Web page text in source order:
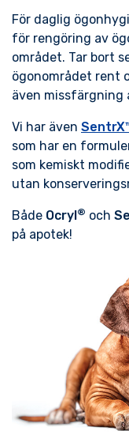
För daglig
för rengöring av
området. Tar bort
ögonområdet rent
även missfärgning
Vi har även
som har en
som kemiskt
utan
Både Ocryl® och
på apotek!